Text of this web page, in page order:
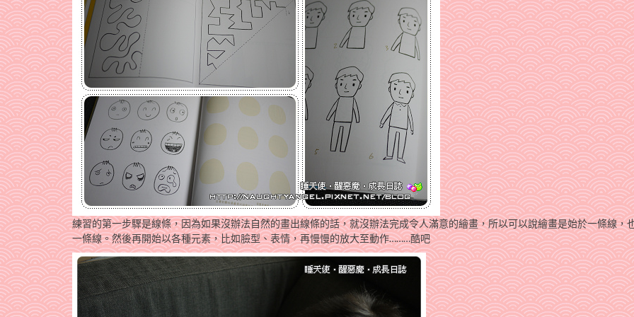
練習的第一步驟是線條，因為如果沒辦法自然的畫出線條的話，就沒辦法完成令人滿意的繪畫，所以可以說繪畫是始於一條線，
一條線。然後再開始以各種元素，比如臉型、表情，再慢慢的放大至動作………酷吧